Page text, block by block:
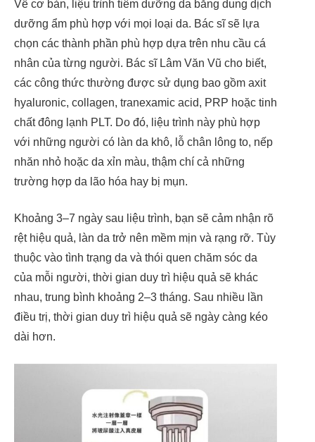
Về cơ bản, liệu trình tiêm dưỡng da bằng dung dịch
dưỡng ẩm phù hợp với mọi loại da. Bác sĩ sẽ lựa
chọn các thành phần phù hợp dựa trên nhu cầu cá
nhân của từng người. Bác sĩ Lâm Văn Vũ cho biết,
các công thức thường được sử dụng bao gồm axit
hyaluronic, collagen, tranexamic acid, PRP hoặc tinh
chất đông lạnh PLT. Do đó, liệu trình này phù hợp
với những người có làn da khô, lỗ chân lông to, nếp
nhăn nhỏ hoặc da xỉn màu, thậm chí cả những
trường hợp da lão hóa hay bị mụn.
Khoảng 3–7 ngày sau liệu trình, bạn sẽ cảm nhận rõ
rệt hiệu quả, làn da trở nên mềm mịn và rạng rỡ. Tùy
thuộc vào tình trạng da và thói quen chăm sóc da
của mỗi người, thời gian duy trì hiệu quả sẽ khác
nhau, trung bình khoảng 2–3 tháng. Sau nhiều lần
điều trị, thời gian duy trì hiệu quả sẽ ngày càng kéo
dài hơn.